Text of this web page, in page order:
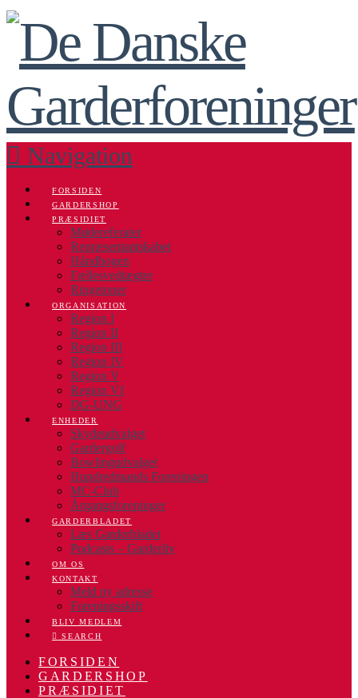
Navigation
FORSIDEN
GARDERSHOP
PRÆSIDIET
Mødereferater
Repræsentantskabet
Håndbogen
Fællesvedtægter
Ringetoner
ORGANISATION
Region I
Region II
Region III
Region IV
Region V
Region VI
DG-UNG
ENHEDER
Skydeudvalget
Gardergolf
Bowlingudvalget
Hundredmands Foreningen
MC-Club
Årgangsforeninger
GARDERBLADET
Læs Garderbladet
Podcasts – Garderliv
OM OS
KONTAKT
Meld ny adresse
Foreningsskift
BLIV MEDLEM
SEARCH
FORSIDEN
GARDERSHOP
PRÆSIDIET